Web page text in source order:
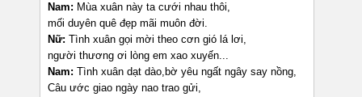
Nam: Mùa xuân này ta cưới nhau thôi,
mối duyên quê đẹp mãi muôn đời.
Nữ: Tình xuân gọi mời theo cơn gió lá lơi,
người thương ơi lòng em xao xuyến...
Nam: Tình xuân dạt dào,bờ yêu ngất ngây say nồng,
Câu ước giao ngày nao trao gửi,